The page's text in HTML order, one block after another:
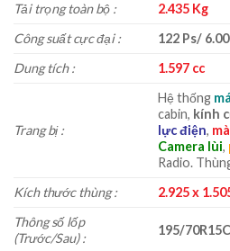
Tải trọng toàn bộ :
2.435 Kg
Công suất cực đại :
122 Ps/
Dung tích :
1.597 cc
Trang bị :
Hệ thống
cabin, kính
lực điện,
Camera lùi,
Radio.
Kích thước thùng :
2.925 x
Thông số lốp
(Trước/Sau) :
195/70R15C